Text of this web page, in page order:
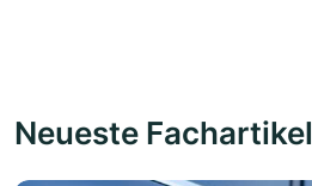
Neueste Fachartikel